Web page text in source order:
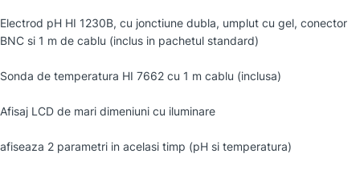
Electrod pH HI 1230B, cu jonctiune dubla, umplut cu gel, conector
BNC si 1 m de cablu (inclus in pachetul standard)
Sonda de temperatura HI 7662 cu 1 m cablu (inclusa)
Afisaj LCD de mari dimeniuni cu iluminare
afiseaza 2 parametri in acelasi timp (pH si temperatura)